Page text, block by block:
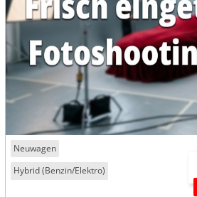
Neuwagen
Hybrid (Benzin/Elektro)